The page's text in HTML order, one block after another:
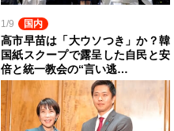
1/9 国内
高市早苗は「大ウソつき」か？韓
国紙スクープで露呈した自民と安
倍と統一教会の“言い逃…